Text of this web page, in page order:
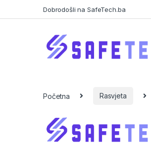
Dobrodošli na SafeTech.ba
Početna Rasvjeta